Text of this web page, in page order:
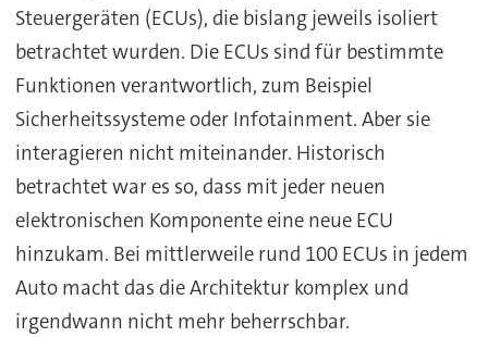
Steuergeräten (ECUs), die bislang jeweils isoliert
betrachtet wurden. Die ECUs sind für bestimmte
Funktionen verantwortlich, zum Beispiel
Sicherheitssysteme oder Infotainment. Aber sie
interagieren nicht miteinander. Historisch
betrachtet war es so, dass mit jeder neuen
elektronischen Komponente eine neue ECU
hinzukam. Bei mittlerweile rund 100 ECUs in jedem
Auto macht das die Architektur komplex und
irgendwann nicht mehr beherrschbar.